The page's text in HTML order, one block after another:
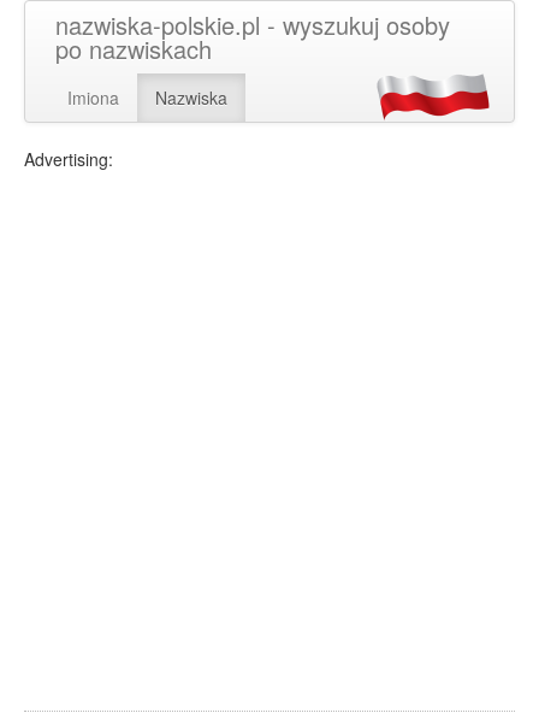
nazwiska-polskie.pl - wyszukuj osoby
po nazwiskach
Imiona Nazwiska
Advertising: